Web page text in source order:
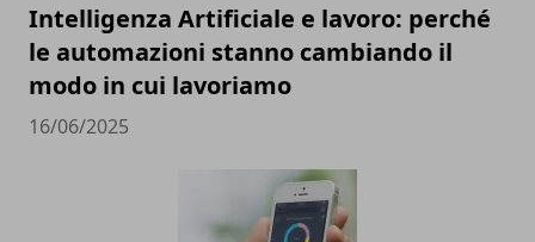
Intelligenza Artificiale e lavoro: perché
le automazioni stanno cambiando il
modo in cui lavoriamo
16/06/2025